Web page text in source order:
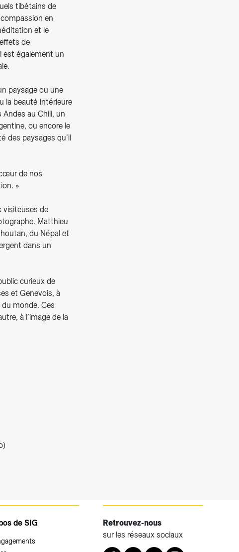
tibétains de
en
et le
de
est également un
paysage ou une
la beauté intérieure
au Chili, un
ou encore le
des paysages qu’il
de nos
»
visiteuses de
Matthieu
du Népal et
dans un
curieux de
et Genevois, à
monde. Ces
à l’image de la
de SIG
Retrouvez-nous
sur les réseaux sociaux